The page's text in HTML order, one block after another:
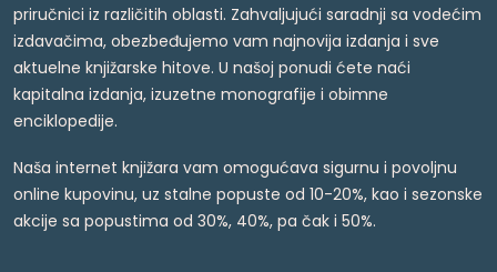
priručnici iz različitih oblasti. Zahvaljujući saradnji sa vodećim
izdavačima, obezbeđujemo vam najnovija izdanja i sve
aktuelne knjižarske hitove. U našoj ponudi ćete naći
kapitalna izdanja, izuzetne monografije i obimne
enciklopedije.
Naša internet knjižara vam omogućava sigurnu i povoljnu
online kupovinu, uz stalne popuste od 10-20%, kao i sezonske
akcije sa popustima od 30%, 40%, pa čak i 50%.